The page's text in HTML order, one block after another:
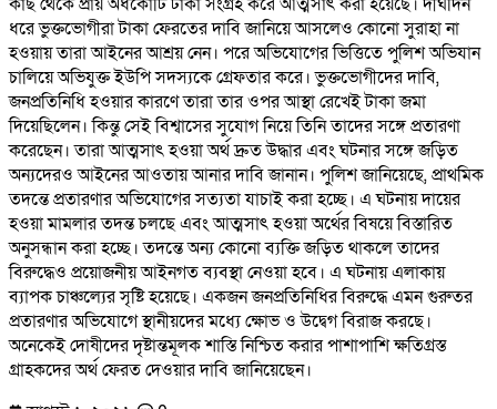
ধরে ভুক্তভোগীরা টাকা ফেরতের দাবি জানিয়ে আসলেও কোনো সুরাহা না
হওয়ায় তারা আইনের আশ্রয় নেন। পরে অভিযোগের ভিত্তিতে পুলিশ অভিযান
চালিয়ে অভিযুক্ত ইউপি সদস্যকে গ্রেফতার করে। ভুক্তভোগীদের দাবি,
জনপ্রতিনিধি হওয়ার কারণে তারা তার ওপর আস্থা রেখেই টাকা জমা
দিয়েছিলেন। কিন্তু সেই বিশ্বাসের সুযোগ নিয়ে তিনি তাদের সঙ্গে প্রতারণা
করেছেন। তারা আত্মসাৎ হওয়া অর্থ দ্রুত উদ্ধার এবং ঘটনার সঙ্গে জড়িত
অন্যদেরও আইনের আওতায় আনার দাবি জানান। পুলিশ জানিয়েছে, প্রাথমিক
তদন্তে প্রতারণার অভিযোগের সত্যতা যাচাই করা হচ্ছে। এ ঘটনায় দায়ের
হওয়া মামলার তদন্ত চলছে এবং আত্মসাৎ হওয়া অর্থের বিষয়ে বিস্তারিত
অনুসন্ধান করা হচ্ছে। তদন্তে অন্য কোনো ব্যক্তি জড়িত থাকলে তাদের
বিরুদ্ধেও প্রয়োজনীয় আইনগত ব্যবস্থা নেওয়া হবে। এ ঘটনায় এলাকায়
ব্যাপক চাঞ্চল্যের সৃষ্টি হয়েছে। একজন জনপ্রতিনিধির বিরুদ্ধে এমন গুরুতর
প্রতারণার অভিযোগে স্থানীয়দের মধ্যে ক্ষোভ ও উদ্বেগ বিরাজ করছে।
অনেকেই দোষীদের দৃষ্টান্তমূলক শাস্তি নিশ্চিত করার পাশাপাশি ক্ষতিগ্রস্ত
গ্রাহকদের অর্থ ফেরত দেওয়ার দাবি জানিয়েছেন।